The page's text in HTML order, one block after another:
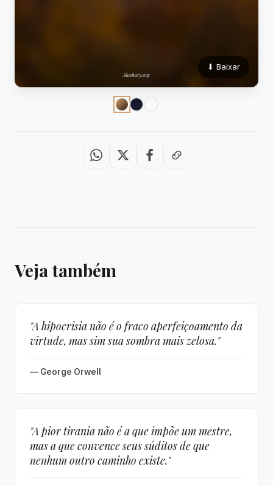
⬇ Baixar
Veja também
"A hipocrisia não é o fraco aperfeiçoamento da
virtude, mas sim sua sombra mais zelosa."
— George Orwell
"A pior tirania não é a que impõe um mestre,
mas a que convence seus súditos de que
nenhum outro caminho existe."